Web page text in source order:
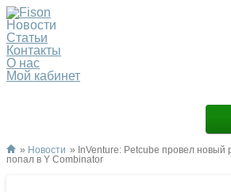
Новости
Статьи
Контакты
О нас
Мой кабинет
» Новости » InVenture: Petcube провел новый
попал в Y Combinator